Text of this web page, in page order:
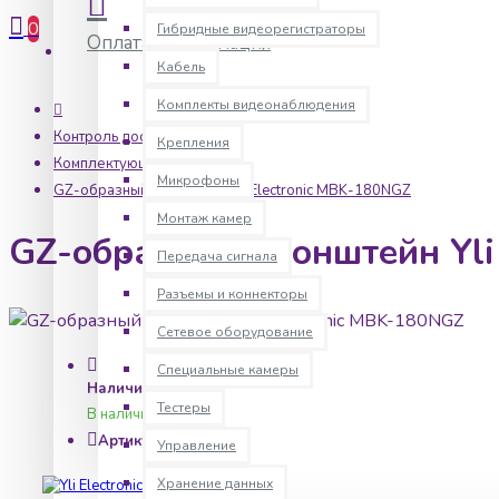
Оплата Информация
Гибридные видеорегистраторы
Кабель
Комплекты видеонаблюдения
Крепления
Микрофоны
Монтаж камер
Передача сигнала
Разъемы и коннекторы
Сетевое оборудование
Специальные камеры
Тестеры
Управление
Хранение данных
0
Контроль доступа
Комплектующие
GZ-образный кронштейн Yli Electronic MBK-180NGZ
GZ-образный кронштейн
Наличие:
В наличии
Артикул: yl0032